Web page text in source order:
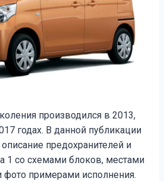
производился в 2013,
годах. В данной публикации
предохранителей и
1 со схемами блоков, местами
фото примерами исполнения.